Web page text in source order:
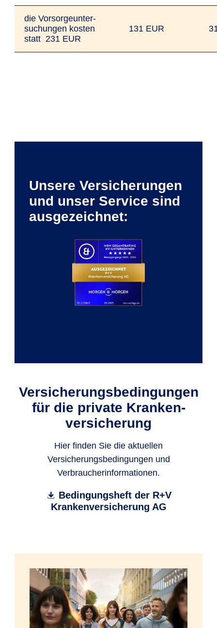
die Vorsorgeunter­
suchungen kosten
statt 231 EUR
131 EUR
Unsere Versicherungen
und unser Service sind
ausgezeichnet:
Versicherungs­bedin­gun­gen
für die private Kranken­
versicherung
Hier finden Sie die aktuellen
Versicherungsbedingungen und
Verbraucherinformationen.
Bedingungsheft der R+V
Krankenversicherung AG